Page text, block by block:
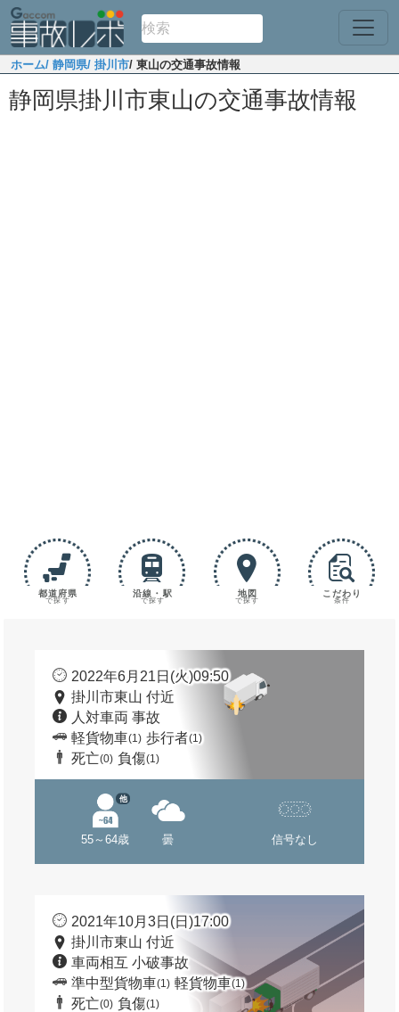
ホーム/ 静岡県/ 掛川市/ 東山の交通事故情報
静岡県掛川市東山の交通事故情報
都道府県
で探す
沿線・駅
で探す
地図
で探す
こだわり
条件
2022年6月21日(火)09:50
掛川市東山 付近
人対車両 事故
軽貨物車(1) 歩行者(1)
死亡(0) 負傷(1)
55～64歳
他
曇 信号なし
2021年10月3日(日)17:00
掛川市東山 付近
車両相互 小破事故
準中型貨物車(1) 軽貨物車(1)
死亡(0) 負傷(1)